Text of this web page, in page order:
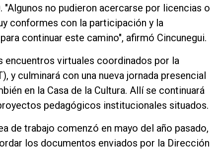
"Algunos no pudieron acercarse por licencias o
conformes con la participación y la
continuar este camino", afirmó Cincunegui.
encuentros virtuales coordinados por la
y culminará con una nueva jornada presencial
en la Casa de la Cultura. Allí se continuará
pedagógicos institucionales situados.
de trabajo comenzó en mayo del año pasado,
los documentos enviados por la Dirección